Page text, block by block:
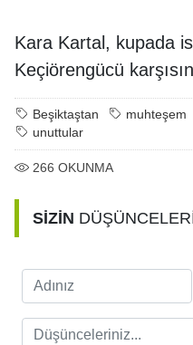
Kara Kartal, kupada
Keçiörengücü
Beşiktaştan muhteşem
unuttular
266 OKUNMA
SİZİN